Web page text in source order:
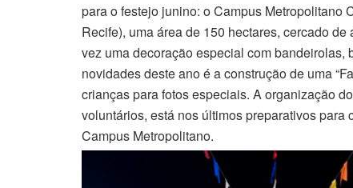
para o festejo junino: o Campus Metropolitano
Recife), uma área de 150 hectares, cercado
vez uma decoração especial com
novidades deste ano é a construção de uma
crianças para fotos especiais. A organização
voluntários, está nos últimos preparativos
Campus Metropolitano.